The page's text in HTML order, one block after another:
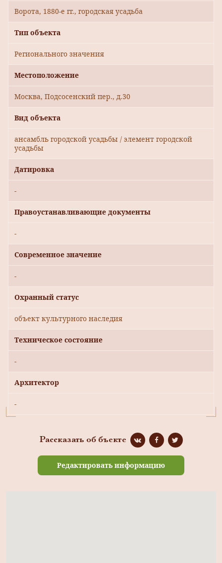
Ворота, 1880-е гг., городская усадьба
Тип объекта
Регионального значения
Местоположение
Москва, Подсосенский пер., д.30
Вид объекта
ансамбль городской усадьбы / элемент городской
усадьбы
Датировка
-
Правоустанавливающие документы
-
Современное значение
-
Охранный статус
объект культурного наследия
Техническое состояние
-
Архитектор
-
Рассказать об бъекте
Редактировать информацию